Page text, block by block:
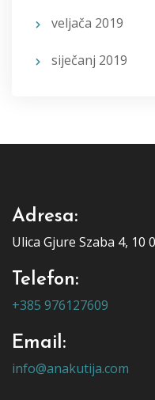
veljača 2019
siječanj 2019
Adresa:
Ulica Gjure Szaba 4, 10
Telefon:
+385 976127609
Email:
info@anakutija.com